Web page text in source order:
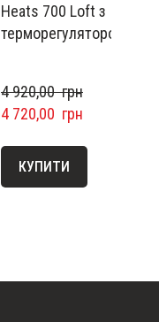
Heats 700 Loft з
терморегулятором
4 920,00  грн
4 720,00  грн
КУПИТИ